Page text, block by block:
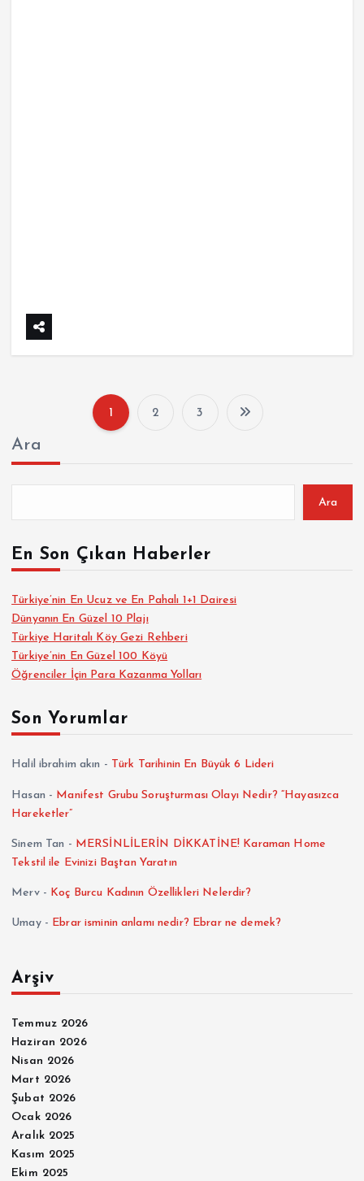
z
ı
s
a
y
l
a
m
a
1 2 3
Ara
Ara
En Son Çıkan Haberler
Türkiye’nin En Ucuz ve En Pahalı 1+1 Dairesi
Dünyanın En Güzel 10 Plajı
Türkiye Haritalı Köy Gezi Rehberi
Türkiye’nin En Güzel 100 Köyü
Öğrenciler İçin Para Kazanma Yolları
Son Yorumlar
Halil ibrahim akın - Türk Tarihinin En Büyük 6 Lideri
Hasan - Manifest Grubu Soruşturması Olayı Nedir? “Hayasızca
Hareketler”
Sinem Tan - MERSİNLİLERİN DİKKATİNE! Karaman Home
Tekstil ile Evinizi Baştan Yaratın
Merv- Koç Burcu Kadının Özellikleri Nelerdir?
Umay- Ebrar isminin anlamı nedir? Ebrar ne demek?
Arşiv
Temmuz 2026
Haziran 2026
Nisan 2026
Mart 2026
Şubat 2026
Ocak 2026
Aralık 2025
Kasım 2025
Ekim 2025